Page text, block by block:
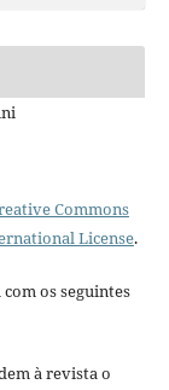
Commons
License.
os seguintes
à revista o